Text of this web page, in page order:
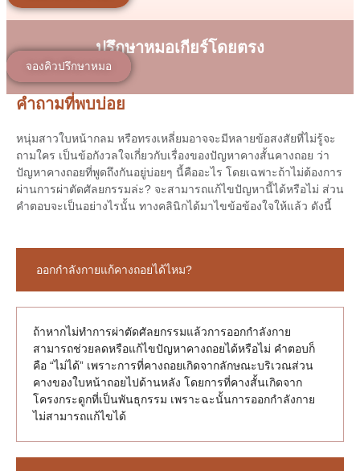
ปรึกษาหมอเกียร์โดยตรง
จองคิวปรึกษาหมอ
คำถามที่พบบ่อย
หนุ่มสาวใบหน้ากลม หรือทรงเหลี่ยมอาจจะมีหลายข้อสงสัยที่ไม่รู้จะ
ถามใคร เป็นข้อกังวลใจเกี่ยวกับเรื่องของปัญหาคางสั้นคางถอย ว่า
ปัญหาคางถอยที่พูดถึงกันอยู่บ่อยๆ นี้คืออะไร โดยเฉพาะถ้าไม่ต้องการ
ผ่านการผ่าตัดศัลยกรรมล่ะ? จะสามารถแก้ไขปัญหานี้ได้หรือไม่ ส่วน
คำตอบจะเป็นอย่างไรนั้น ทางคลินิกได้มาไขข้อข้องใจให้แล้ว ดังนี้
ออกกำลังกายแก้คางถอยได้ไหม?
ถ้าหากไม่ทำการผ่าตัดศัลยกรรมแล้วการออกกำลังกาย
สามารถช่วยลดหรือแก้ไขปัญหาคางถอยได้หรือไม่ คำตอบก็
คือ “ไม่ได้” เพราะการที่คางถอยเกิดจากลักษณะบริเวณส่วน
คางของใบหน้าถอยไปด้านหลัง โดยการที่คางสั้นเกิดจาก
โครงกระดูกที่เป็นพันธุกรรม เพราะฉะนั้นการออกกำลังกาย
ไม่สามารถแก้ไขได้